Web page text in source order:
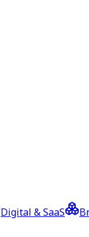
Digital & SaaS